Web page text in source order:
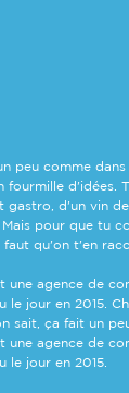
peu comme dans
fourmille d'idées.
gastro, d'un vin
Mais pour que tu
faut qu'on t'en
une agence de
le jour en 2015.
sait, ça fait un
une agence de
le jour en 2015.